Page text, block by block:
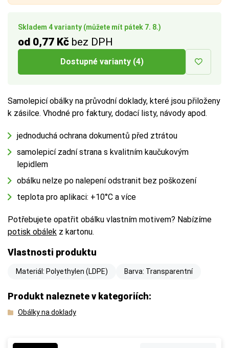
Skladem 4 varianty (můžete mít pátek 7. 8.)
od 0,77 Kč bez DPH
Dostupné varianty (4)
Samolepicí obálky na průvodní doklady, které jsou přiloženy
k zásilce. Vhodné pro faktury, dodací listy, návody apod.
jednoduchá ochrana dokumentů před ztrátou
samolepicí zadní strana s kvalitním kaučukovým
lepidlem
obálku nelze po nalepení odstranit bez poškození
teplota pro aplikaci: +10°C a více
Potřebujete opatřit obálku vlastním motivem? Nabízíme
potisk obálek z kartonu.
Vlastnosti produktu
Materiál: Polyethylen (LDPE) Barva: Transparentní
Produkt naleznete v kategoriích:
Obálky na doklady